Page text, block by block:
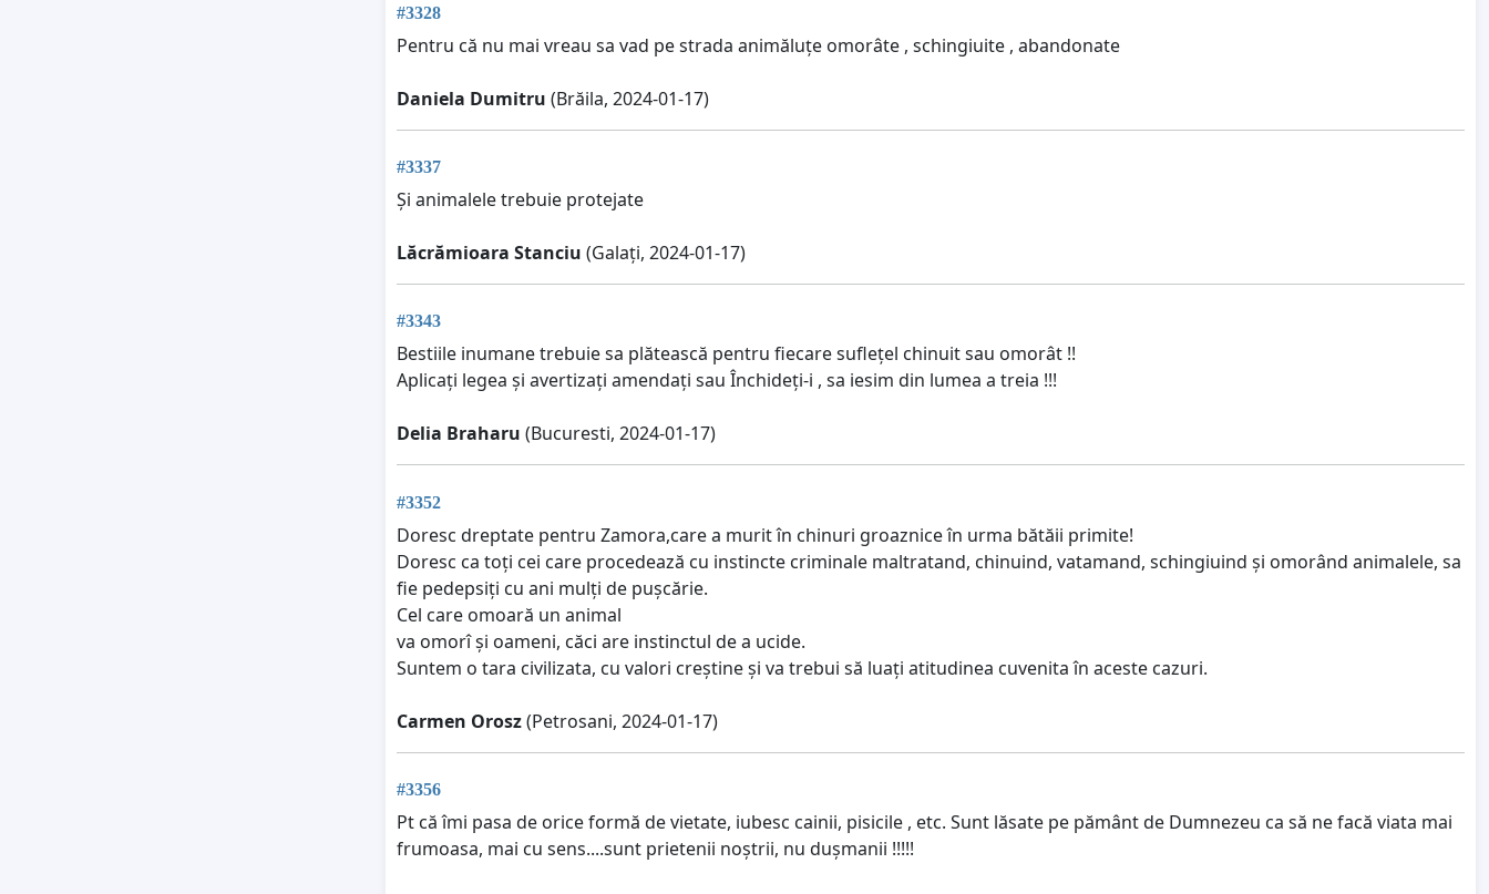
#3328
Pentru că nu mai vreau sa vad pe strada animăluțe omorâte , schingiuite , abandonate
Daniela Dumitru (Brăila, 2024-01-17)
#3337
Și animalele trebuie protejate
Lăcrămioara Stanciu (Galați, 2024-01-17)
#3343
Bestiile inumane trebuie sa plătească pentru fiecare suflețel chinuit sau omorât !!
Aplicați legea și avertizați amendați sau Închideți-i , sa iesim din lumea a treia !!!
Delia Braharu (Bucuresti, 2024-01-17)
#3352
Doresc dreptate pentru Zamora,care a murit în chinuri groaznice în urma bătăii primite!
Doresc ca toți cei care procedează cu instincte criminale maltratand, chinuind, vatamand, schingiuind și omorând animalele, sa
fie pedepsiți cu ani mulți de pușcărie.
Cel care omoară un animal
va omorî și oameni, căci are instinctul de a ucide.
Suntem o tara civilizata, cu valori creștine și va trebui să luați atitudinea cuvenita în aceste cazuri.
Carmen Orosz(Petrosani, 2024-01-17)
#3356
Pt că îmi pasa de orice formă de vietate, iubesc cainii, pisicile , etc. Sunt lăsate pe pământ de Dumnezeu ca să ne facă viata mai
frumoasa, mai cu sens....sunt prietenii noștrii, nu dușmanii !!!!!